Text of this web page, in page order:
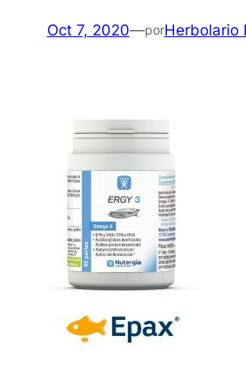
Oct 7, 2020—porHerbolario